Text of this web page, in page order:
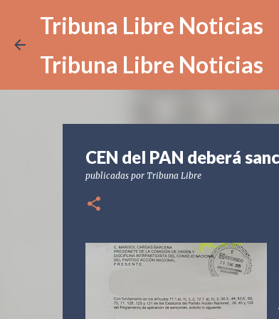
Tribuna Libre Noticias
Tribuna Libre Noticias
CEN del PAN deberá
publicadas por Tribuna Libre